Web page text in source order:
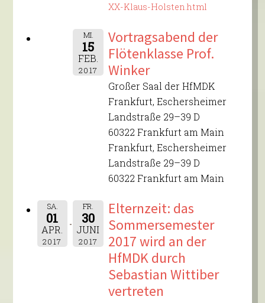
XX-Klaus-Holsten.html
MI.
15
FEB.
2017
Vortragsabend der
Flötenklasse Prof.
Winker
Großer Saal der HfMDK
Frankfurt, Eschersheimer
Landstraße 29–39 D
60322 Frankfurt am Main
Frankfurt, Eschersheimer
Landstraße 29–39 D
60322 Frankfurt am Main
SA.
01
APR.
2017
FR.
30
JUNI
2017
Elternzeit: das
Sommersemester
2017 wird an der
HfMDK durch
Sebastian Wittiber
vertreten